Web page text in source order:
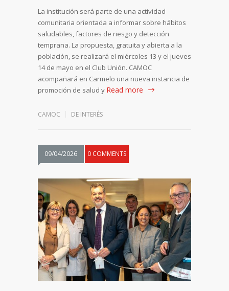
La institución será parte de una actividad
comunitaria orientada a informar sobre hábitos
saludables, factores de riesgo y detección
temprana. La propuesta, gratuita y abierta a la
población, se realizará el miércoles 13 y el jueves
14 de mayo en el Club Unión. CAMOC
acompañará en Carmelo una nueva instancia de
promoción de salud y Read more
CAMOC DE INTERÉS
09/04/2026 0 COMMENTS